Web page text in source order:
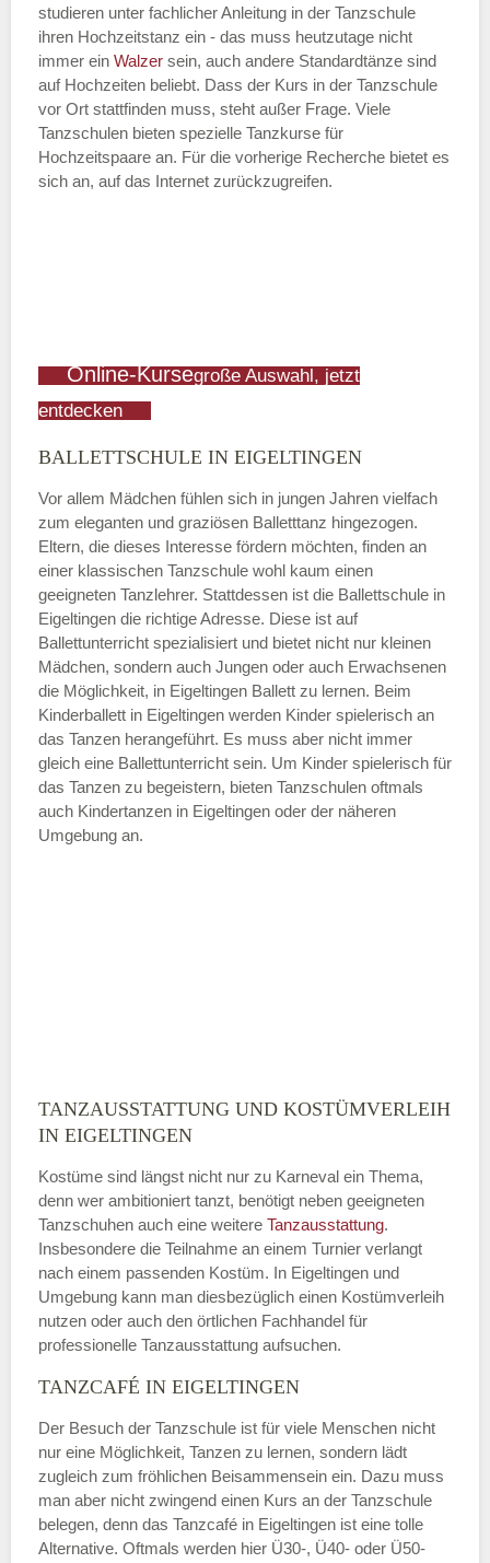
studieren unter fachlicher Anleitung in der Tanzschule
ihren Hochzeitstanz ein - das muss heutzutage nicht
immer ein Walzer sein, auch andere Standardtänze sind
auf Hochzeiten beliebt. Dass der Kurs in der Tanzschule
vor Ort stattfinden muss, steht außer Frage. Viele
Tanzschulen bieten spezielle Tanzkurse für
Hochzeitspaare an. Für die vorherige Recherche bietet es
sich an, auf das Internet zurückzugreifen.
Online-Kursegroße Auswahl, jetzt
entdecken
BALLETTSCHULE IN EIGELTINGEN
Vor allem Mädchen fühlen sich in jungen Jahren vielfach
zum eleganten und graziösen Balletttanz hingezogen.
Eltern, die dieses Interesse fördern möchten, finden an
einer klassischen Tanzschule wohl kaum einen
geeigneten Tanzlehrer. Stattdessen ist die Ballettschule in
Eigeltingen die richtige Adresse. Diese ist auf
Ballettunterricht spezialisiert und bietet nicht nur kleinen
Mädchen, sondern auch Jungen oder auch Erwachsenen
die Möglichkeit, in Eigeltingen Ballett zu lernen. Beim
Kinderballett in Eigeltingen werden Kinder spielerisch an
das Tanzen herangeführt. Es muss aber nicht immer
gleich eine Ballettunterricht sein. Um Kinder spielerisch für
das Tanzen zu begeistern, bieten Tanzschulen oftmals
auch Kindertanzen in Eigeltingen oder der näheren
Umgebung an.
TANZAUSSTATTUNG UND KOSTÜMVERLEIH
IN EIGELTINGEN
Kostüme sind längst nicht nur zu Karneval ein Thema,
denn wer ambitioniert tanzt, benötigt neben geeigneten
Tanzschuhen auch eine weitere Tanzausstattung.
Insbesondere die Teilnahme an einem Turnier verlangt
nach einem passenden Kostüm. In Eigeltingen und
Umgebung kann man diesbezüglich einen Kostümverleih
nutzen oder auch den örtlichen Fachhandel für
professionelle Tanzausstattung aufsuchen.
TANZCAFÉ IN EIGELTINGEN
Der Besuch der Tanzschule ist für viele Menschen nicht
nur eine Möglichkeit, Tanzen zu lernen, sondern lädt
zugleich zum fröhlichen Beisammensein ein. Dazu muss
man aber nicht zwingend einen Kurs an der Tanzschule
belegen, denn das Tanzcafé in Eigeltingen ist eine tolle
Alternative. Oftmals werden hier Ü30-, Ü40- oder Ü50-